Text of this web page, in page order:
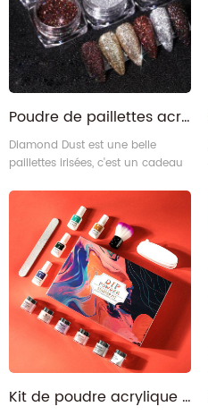
Poudre de paillettes acryliques de diamant de cristal de vente chaude
Diamond Dust est une belle
paillettes irisées, c'est un cadeau
petite amie, mère ou sœurs et
participe parfaitement à la fête
du festival, datant comme
Halloween Noël, etc.
Kit de poudre acrylique à tremper pour nail art de haute qualité